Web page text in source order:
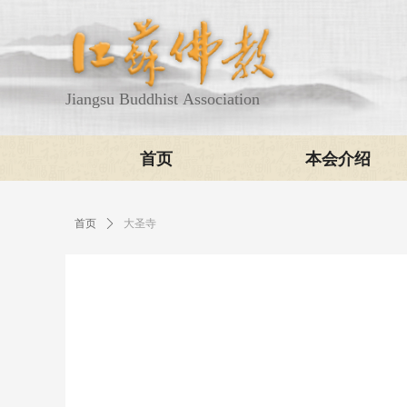
Jiangsu Buddhist Association
首页 本会介绍
首页 ꄲ 大圣寺